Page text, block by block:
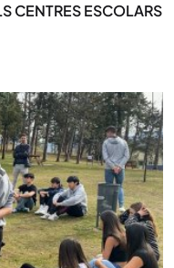
CENTRES ESCOLARS